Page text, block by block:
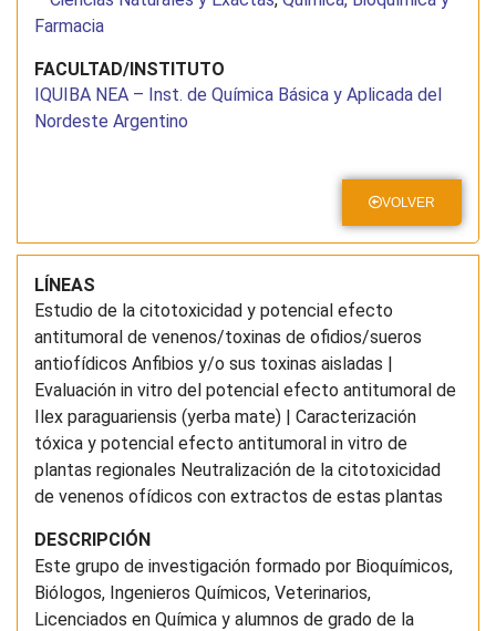
Farmacia
FACULTAD/INSTITUTO
IQUIBA NEA – Inst. de Química Básica y Aplicada del
Nordeste Argentino
VOLVER
LÍNEAS
Estudio de la citotoxicidad y potencial efecto
antitumoral de venenos/toxinas de ofidios/sueros
antiofídicos Anfibios y/o sus toxinas aisladas |
Evaluación in vitro del potencial efecto antitumoral de
Ilex paraguariensis (yerba mate) | Caracterización
tóxica y potencial efecto antitumoral in vitro de
plantas regionales Neutralización de la citotoxicidad
de venenos ofídicos con extractos de estas plantas
DESCRIPCIÓN
Este grupo de investigación formado por Bioquímicos,
Biólogos, Ingenieros Químicos, Veterinarios,
Licenciados en Química y alumnos de grado de la